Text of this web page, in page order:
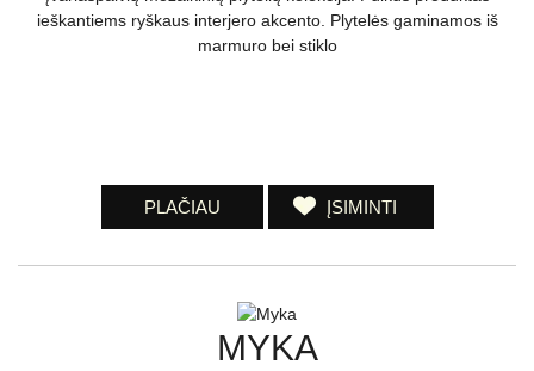
ieškantiems ryškaus interjero akcento. Plytelės gaminamos iš
marmuro bei stiklo
PLAČIAU ĮSIMINTI
MYKA